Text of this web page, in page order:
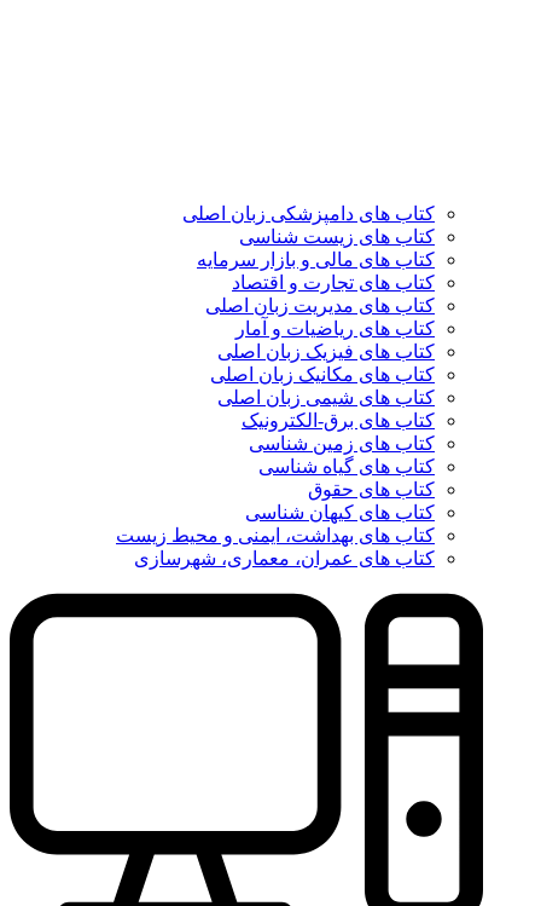
کتاب های دامپزشکی زبان اصلی
کتاب های زیست شناسی
کتاب های مالی و بازار سرمایه
کتاب های تجارت و اقتصاد
کتاب های مدیریت زبان اصلی
کتاب های ریاضیات و آمار
کتاب های فیزیک زبان اصلی
کتاب های مکانیک زبان اصلی
کتاب های شیمی زبان اصلی
کتاب های برق-الکترونیک
کتاب های زمین شناسی
کتاب های گیاه شناسی
کتاب های حقوق
کتاب های کیهان شناسی
کتاب های بهداشت، ایمنی و محیط زیست
کتاب های عمران، معماری، شهرسازی